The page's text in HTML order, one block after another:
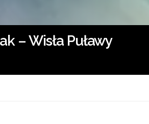
– Wisła Puławy